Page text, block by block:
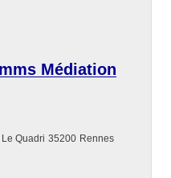
Médiation
Le Quadri 35200 Rennes